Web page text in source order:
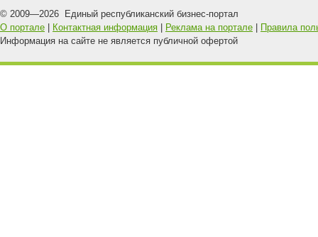
© 2009—2026 Единый республиканский бизнес-портал
О портале
Контактная информация Реклама на портале
Правила
Информация на сайте не является публичной офертой